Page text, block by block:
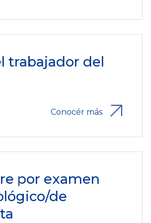
trabajador del
Conocér más
por examen
de